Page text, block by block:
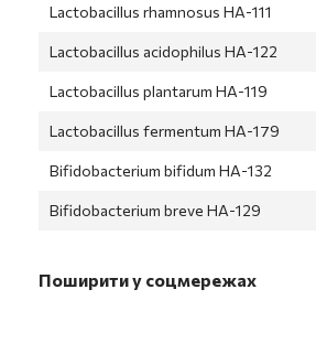
Lactobacillus rhamnosus HA-111
Lactobacillus acidophilus HA-122
Lactobacillus plantarum HA-119
Lactobacillus fermentum HA-179
Bifidobacterium bifidum HA-132
Bifidobacterium breve HA-129
Поширити у соцмережах